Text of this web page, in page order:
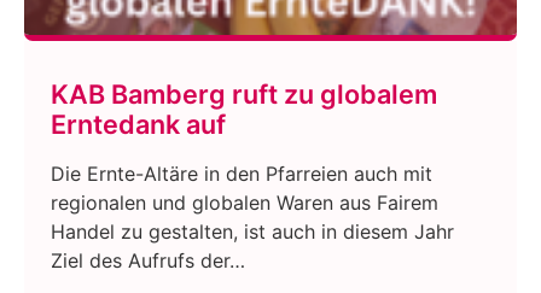
KAB Bamberg ruft zu globalem
Erntedank auf
Die Ernte-Altäre in den Pfarreien auch mit
regionalen und globalen Waren aus Fairem
Handel zu gestalten, ist auch in diesem Jahr
Ziel des Aufrufs der…